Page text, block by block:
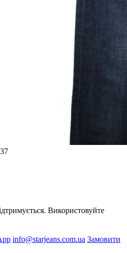
Використовуйте
info@starjeans.com.ua Замовити